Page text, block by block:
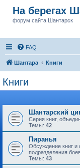
На берегах
форум сайта Шантарск
FAQ
Шантара Книги
Книги
Шантарский
Серия книг,
Темы: 42
Пиранья
Обсуждение книг и
подразделения
Темы: 43